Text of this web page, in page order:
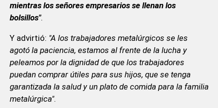
mientras los señores empresarios se llenan los
bolsillos".
Y advirtió: "A los trabajadores metalúrgicos se les
agotó la paciencia, estamos al frente de la lucha y
peleamos por la dignidad de que los trabajadores
puedan comprar útiles para sus hijos, que se tenga
garantizada la salud y un plato de comida para la familia
metalúrgica".